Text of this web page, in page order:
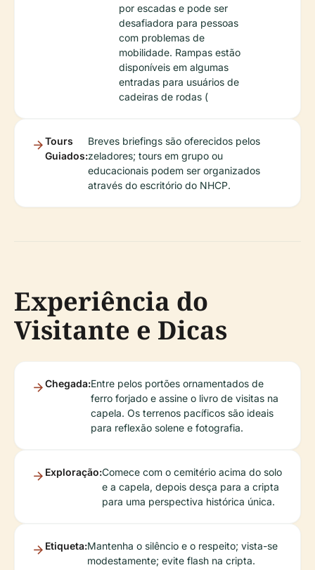
por escadas e pode ser
desafiadora para pessoas
com problemas de
mobilidade. Rampas estão
disponíveis em algumas
entradas para usuários de
cadeiras de rodas (
Tours
Guiados:
Breves briefings são oferecidos pelos
zeladores; tours em grupo ou
educacionais podem ser organizados
através do escritório do NHCP.
Experiência do
Visitante e Dicas
Chegada:Entre pelos portões ornamentados de
ferro forjado e assine o livro de visitas na
capela. Os terrenos pacíficos são ideais
para reflexão solene e fotografia.
Exploração:Comece com o cemitério acima do solo
e a capela, depois desça para a cripta
para uma perspectiva histórica única.
Etiqueta:Mantenha o silêncio e o respeito; vista-se
modestamente; evite flash na cripta.